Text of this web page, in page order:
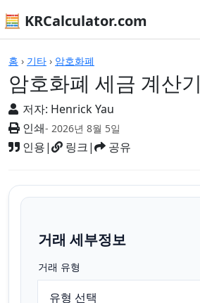
🧮 KRCalculator.com
홈 › 기타 › 암호화폐
암호화폐 세금 계산기
저자: Henrick Yau
인쇄- 2026년 8월 5일
인용| 링크| 공유
계산기
거래 세부정보
거래 유형